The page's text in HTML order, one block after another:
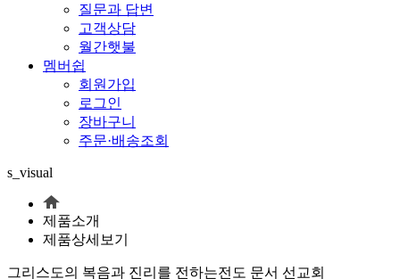
질문과 답변
고객상담
월간햇불
멤버쉽
회원가입
로그인
장바구니
주문·배송조회
s_visual
제품소개
제품상세보기
그리스도의 복음과 진리를 전하는전도 문서 선교회